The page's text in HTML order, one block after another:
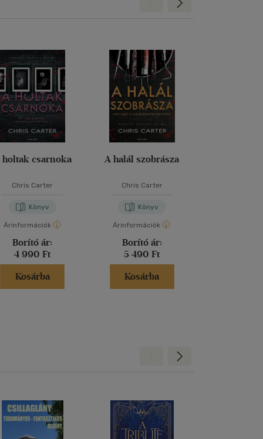
holtak csarnoka
Chris Carter
Könyv
Árinformációk
Borító ár:
4 990 Ft
Kosárba
A halál szobrásza
Chris Carter
Könyv
Árinformációk
Borító ár:
5 490 Ft
Kosárba
Előre
Előre